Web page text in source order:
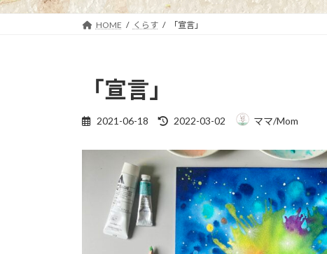
プ
動
HOME くらす 「宣言」
「宣言」
2021-06-18
最
新
日
時
:
2022-03-02 ママ/Mom